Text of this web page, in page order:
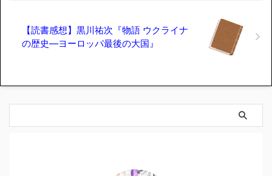
【読書感想】黒川祐次『物語 ウクライナ
の歴史―ヨーロッパ最後の大国』